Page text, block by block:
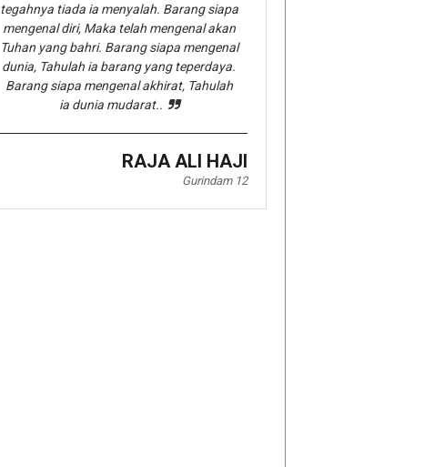
tegahnya tiada ia menyalah. Barang siapa
mengenal diri, Maka telah mengenal akan
Tuhan yang bahri. Barang siapa mengenal
dunia, Tahulah ia barang yang teperdaya.
Barang siapa mengenal akhirat, Tahulah
ia dunia mudarat..
RAJA ALI HAJI
Gurindam 12